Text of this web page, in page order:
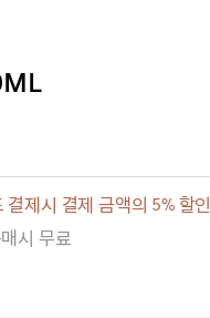
결제시 결제 금액의 5% 할인
시 무료